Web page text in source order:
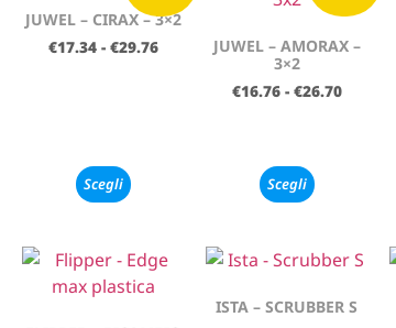
JUWEL – CIRAX – 3×2
€17.34 - €29.76
Scegli
JUWEL – AMORAX –
3×2
€16.76 - €26.70
Scegli
ISTA – SCRUBBER S